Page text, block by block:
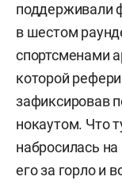
поддерживали
в шестом
спортсменами
которой
зафиксировав
нокаутом. Что
набросилась
его за горло и